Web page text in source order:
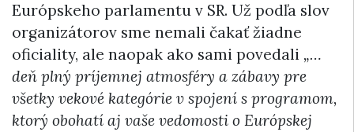
Európskeho parlamentu v SR. Už podľa slov
organizátorov sme nemali čakať žiadne
oficiality, ale naopak ako sami povedali „…
deň plný príjemnej atmosféry a zábavy pre
všetky vekové kategórie v spojení s programom,
ktorý obohatí aj vaše vedomosti o Európskej